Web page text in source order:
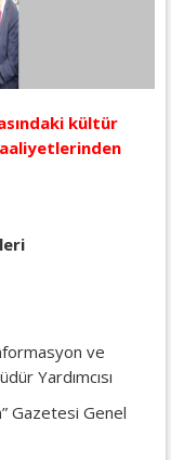
kültür
ve
Yardımcısı
Gazetesi Genel